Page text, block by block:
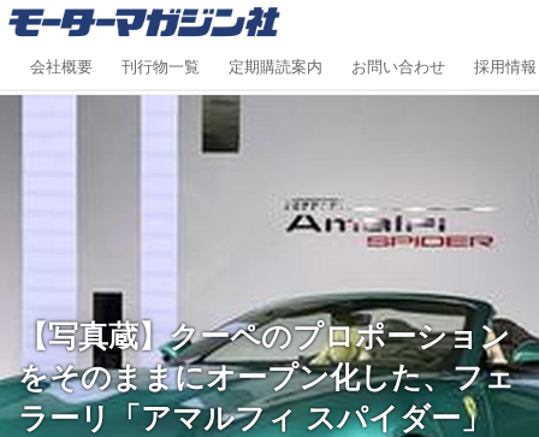
会社概要 刊行物一覧 定期購読案内 お問い合わせ 採用情報
【写真蔵】クーペのプロポーション
をそのままにオープン化した、フェ
ラーリ「アマルフィ スパイダー」